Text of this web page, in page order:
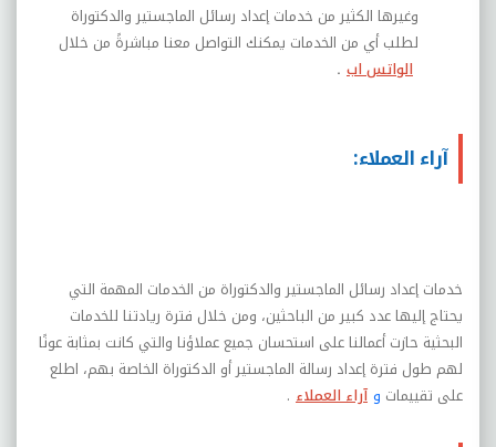
وغيرها الكثير من خدمات إعداد رسائل الماجستير والدكتوراة
لطلب أي من الخدمات يمكنك التواصل معنا مباشرةً من خلال
الواتس اب .
آراء العملاء:
خدمات إعداد رسائل الماجستير والدكتوراة من الخدمات المهمة التي
يحتاج إليها عدد كبير من الباحثين، ومن خلال فترة ريادتنا للخدمات
البحثية حازت أعمالنا على استحسان جميع عملاؤنا والتي كانت بمثابة عونًا
لهم طول فترة إعداد رسالة الماجستير أو الدكتوراة الخاصة بهم، اطلع
على تقييمات و آراء العملاء .